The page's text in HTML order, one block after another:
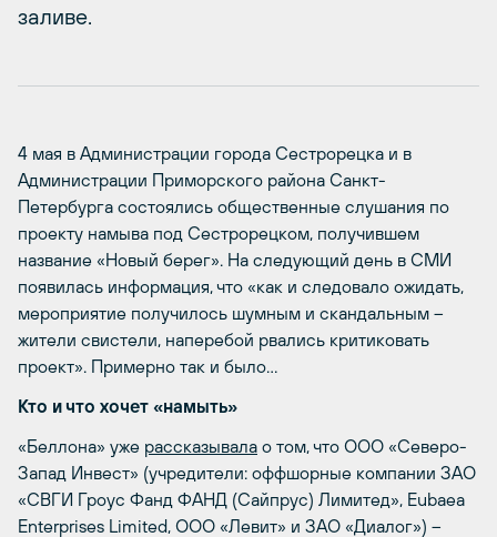
заливе.
4 мая в Администрации города Сестрорецка и в
Администрации Приморского района Санкт-
Петербурга состоялись общественные слушания по
проекту намыва под Сестрорецком, получившем
название «Новый берег». На следующий день в СМИ
появилась информация, что «как и следовало ожидать,
мероприятие получилось шумным и скандальным –
жители свистели, наперебой рвались критиковать
проект». Примерно так и было…
Кто и что хочет «намыть»
«Беллона» уже рассказывала о том, что ООО «Северо-
Запад Инвест» (учредители: оффшорные компании ЗАО
«СВГИ Гроус Фанд ФАНД (Сайпрус) Лимитед», Eubaea
Enterprises Limited, ООО «Левит» и ЗАО «Диалог») –